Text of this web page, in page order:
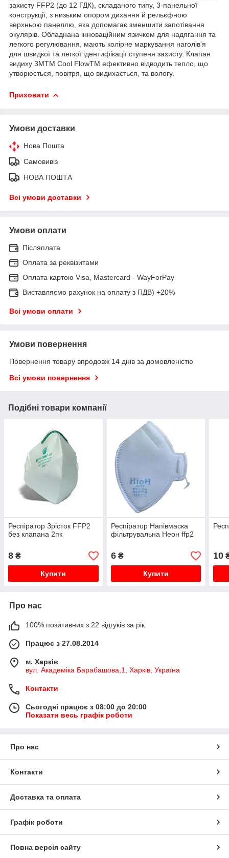
захисту FFP2 (до 12 ГДК), складаного типу, 3-панельної
конструкції, з низьким опором дихання й рельєфною
верхньою панеллю, яка допомагає зменшити запотівання
окулярів. Обладнана інноваційним язичком для надягання та
легкого регулювання, мають колірне маркування наголів'я
для швидкої та легкої ідентифікації ступеня захисту. Клапан
видиху 3MTM Cool FlowTM ефективно відводить тепло, що
утворюється, повітря, що видихається, та вологу.
Приховати
Умови доставки
Нова Пошта
Самовивіз
НОВА ПОШТА
Всі умови доставки
Умови оплати
Післяплата
Оплата за реквізитами
Оплата картою Visa, Mastercard - WayForPay
Виставляємо рахунок на оплату з ПДВ) +20%
Всі умови оплати
Умови повернення
Повернення товару впродовж 14 днів за домовленістю
Всі умови повернення
Подібні товари компанії
Респіратор Зрісток FFP2
без клапана 2пк
8 ₴
Купити
Респіратор Напівмаска
фільтрувальна Неон ffp2
6₴
Купити
10
Про нас
100% позитивних з 22 відгуків за рік
Працює з 27.08.2014
м. Харків
вул. Академіка Барабашова,1, Харків, Україна
Контакти
Сьогодні працює з 08:00 до 20:00
Показати весь графік роботи
Про нас
Контакти
Доставка та оплата
Графік роботи
Повна версія сайту